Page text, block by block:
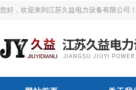
您好，欢迎来到江苏久益电力设备有限公司！